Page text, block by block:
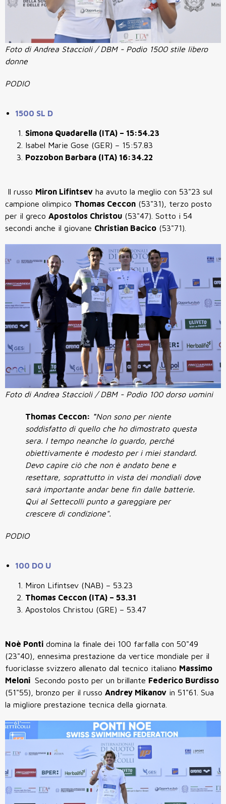
Foto di Andrea Staccioli / DBM - Podio 1500 stile libero
donne
PODIO
1500 SL D
Simona Quadarella (ITA) – 15:54.23
Isabel Marie Gose (GER) – 15:57.83
Pozzobon Barbara (ITA) 16:34.22
Il russo Miron Lifintsev ha avuto la meglio con 53"23 sul
campione olimpico Thomas Ceccon (53"31), terzo posto
per il greco Apostolos Christou (53"47). Sotto i 54
secondi anche il giovane Christian Bacico (53"71).
Foto di Andrea Staccioli / DBM - Podio 100 dorso uomini
Thomas Ceccon: "Non sono per niente
soddisfatto di quello che ho dimostrato questa
sera. l tempo neanche lo guardo, perché
obiettivamente è modesto per i miei standard.
Devo capire ciò che non è andato bene e
resettare, soprattutto in vista dei mondiali dove
sarà importante andar bene fin dalle batterie.
Qui al Settecolli punto a gareggiare per
crescere di condizione".
PODIO
100 DO U
Miron Lifintsev (NAB) – 53.23
Thomas Ceccon (ITA) – 53.31
Apostolos Christou (GRE) – 53.47
Noè Ponti domina la finale dei 100 farfalla con 50"49
(23"40), ennesima prestazione da vertice mondiale per il
fuoriclasse svizzero allenato dal tecnico italiano Massimo
Meloni Secondo posto per un brillante Federico Burdisso
(51"55), bronzo per il russo Andrey Mikanov in 51"61. Sua
la migliore prestazione tecnica della giornata.